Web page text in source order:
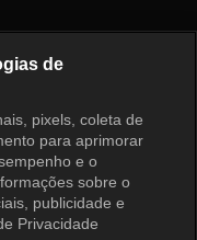
de
pixels, coleta de
para aprimorar
e o
sobre o
publicidade e
Privacidade